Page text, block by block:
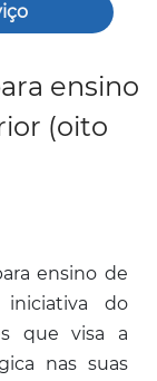
ensino
(oito
ensino de
do
que visa a
nas suas